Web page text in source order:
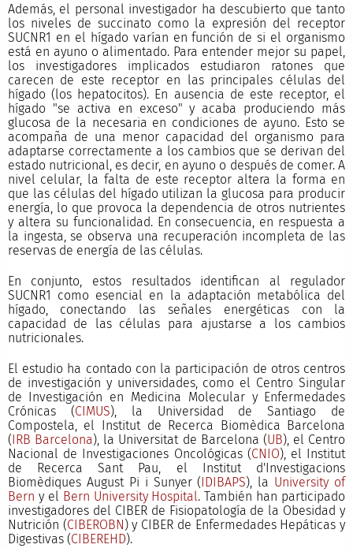
Además, el personal investigador ha descubierto que tanto
los niveles de succinato como la expresión del receptor
SUCNR1 en el hígado varían en función de si el organismo
está en ayuno o alimentado. Para entender mejor su papel,
los investigadores implicados estudiaron ratones que
carecen de este receptor en las principales células del
hígado (los hepatocitos). En ausencia de este receptor, el
hígado "se activa en exceso" y acaba produciendo más
glucosa de la necesaria en condiciones de ayuno. Esto se
acompaña de una menor capacidad del organismo para
adaptarse correctamente a los cambios que se derivan del
estado nutricional, es decir, en ayuno o después de comer. A
nivel celular, la falta de este receptor altera la forma en
que las células del hígado utilizan la glucosa para producir
energía, lo que provoca la dependencia de otros nutrientes
y altera su funcionalidad. En consecuencia, en respuesta a
la ingesta, se observa una recuperación incompleta de las
reservas de energía de las células.
En conjunto, estos resultados identifican al regulador
SUCNR1 como esencial en la adaptación metabólica del
hígado, conectando las señales energéticas con la
capacidad de las células para ajustarse a los cambios
nutricionales.
El estudio ha contado con la participación de otros centros
de investigación y universidades, como el Centro Singular
de Investigación en Medicina Molecular y Enfermedades
Crónicas (CIMUS), la Universidad de Santiago de
Compostela, el Institut de Recerca Biomèdica Barcelona
(IRB Barcelona), la Universitat de Barcelona (UB), el Centro
Nacional de Investigaciones Oncológicas (CNIO), el Institut
de Recerca Sant Pau, el Institut d'Investigacions
Biomèdiques August Pi i Sunyer (IDIBAPS), la University of
Bern y el Bern University Hospital. También han participado
investigadores del CIBER de Fisiopatología de la Obesidad y
Nutrición (CIBEROBN) y CIBER de Enfermedades Hepáticas y
Digestivas (CIBEREHD).